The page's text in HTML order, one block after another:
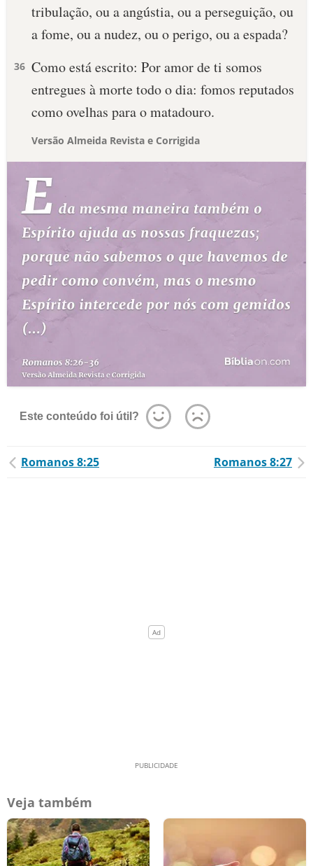
tribulação, ou a angústia, ou a perseguição, ou
a fome, ou a nudez, ou o perigo, ou a espada?
36 Como está escrito: Por amor de ti somos
entregues à morte todo o dia: fomos reputados
como ovelhas para o matadouro.
Versão Almeida Revista e Corrigida
Este conteúdo foi útil?
Romanos 8:25 Romanos 8:27
Veja também